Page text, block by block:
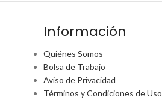
Información
Quiénes Somos
Bolsa de Trabajo
Aviso de Privacidad
Términos y Condiciones de Uso